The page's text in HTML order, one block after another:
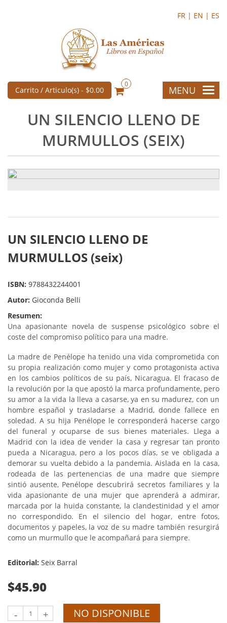
FR | EN | ES
Carrito / Articulo(s) - $0.00
0
MENU
UN SILENCIO LLENO DE
MURMULLOS (SEIX)
UN SILENCIO LLENO DE
MURMULLOS (seix)
ISBN: 9788432244001
Autor: Gioconda Belli
Resumen:
Una apasionante novela de suspense psicológico sobre el
coste del compromiso político para una madre.
La madre de Penélope ha tenido una vida comprometida con
su propia realización como mujer y como protagonista activa
en los cambios políticos de su país, Nicaragua. El fracaso de
la revolución por la que apostó la marca profundamente, pero
su amor a la vida la lleva a casarse, ya en su madurez, con un
hombre español y trasladarse a Madrid, donde fallece en
soledad. A su hija Penélope le corresponderá hacerse cargo
del funeral y ocuparse de sus bienes materiales. Llega a
Madrid con la idea de vender la casa y regresar tan pronto
pueda a Nicaragua, pero a los pocos días, se ve obligada a
demorar su vuelta debido a la pandemia. Aislada en la casa,
rodeada de las pertenencias de una madre que siempre
sintió ausente, Penélope descubrirá secretos familiares y la
vida apasionante de una mujer que aprenderá a admirar,
marcada por la huida constante, la clandestinidad y el amor
no correspondido. En el silencio del hogar, entre fotos,
documentos y papeles, la voz de su madre también resurgirá
como un murmullo que le acompañará para siempre.
Editorial: Seix Barral
$45.90
- + NO DISPONIBLE